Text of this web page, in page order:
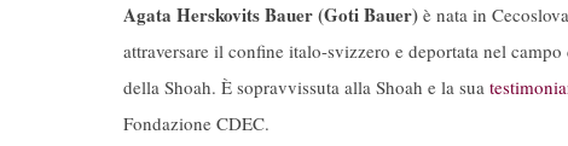
Agata Herskovits Bauer (Goti Bauer) è nata in
attraversare il confine italo-svizzero e deportata nel
della Shoah. È sopravvissuta alla Shoah e la sua
Fondazione CDEC.